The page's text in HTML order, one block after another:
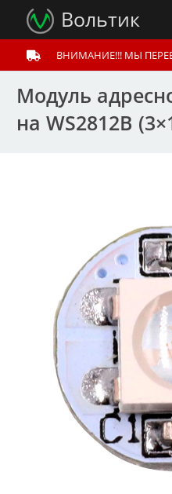
Вольтик
ВНИМАНИЕ!!! МЫ
Модуль
на WS2812B